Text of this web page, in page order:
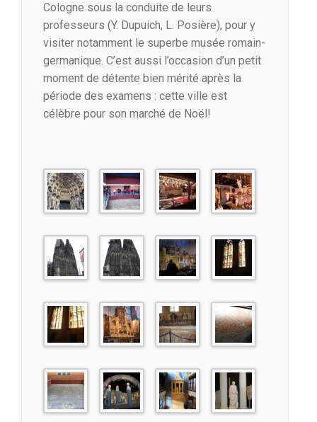
Cologne sous la conduite de leurs
professeurs (Y. Dupuich, L. Posière), pour y
visiter notamment le superbe musée romain-
germanique. C’est aussi l’occasion d’un petit
moment de détente bien mérité après la
période des examens : cette ville est
célèbre pour son marché de Noël!